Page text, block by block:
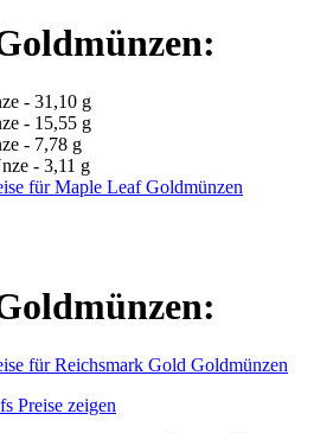
- 31,10 g
- 15,55 g
- 7,78 g
- 3,11 g
für Maple Leaf Goldmünzen
für Reichsmark Gold Goldmünzen
Preise zeigen